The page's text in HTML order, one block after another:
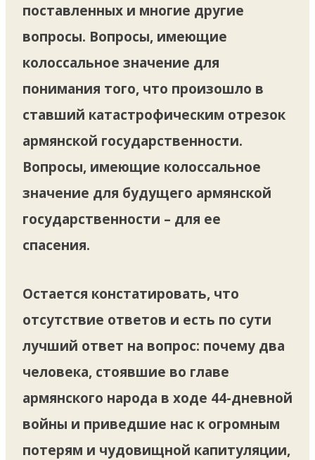
поставленных и многие другие
вопросы. Вопросы, имеющие
колоссальное значение для
понимания того, что произошло в
ставший катастрофическим отрезок
армянской государственности.
Вопросы, имеющие колоссальное
значение для будущего армянской
государственности – для ее
спасения.
Остается констатировать, что
отсутствие ответов и есть по сути
лучший ответ на вопрос: почему два
человека, стоявшие во главе
армянского народа в ходе 44-дневной
войны и приведшие нас к огромным
потерям и чудовищной капитуляции,